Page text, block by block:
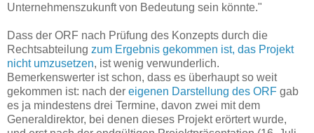
Unternehmenszukunft von Bedeutung sein könnte."
Dass der ORF nach Prüfung des Konzepts durch die
Rechtsabteilung zum Ergebnis gekommen ist, das Projekt
nicht umzusetzen, ist wenig verwunderlich.
Bemerkenswerter ist schon, dass es überhaupt so weit
gekommen ist: nach der eigenen Darstellung des ORF gab
es ja mindestens drei Termine, davon zwei mit dem
Generaldirektor, bei denen dieses Projekt erörtert wurde,